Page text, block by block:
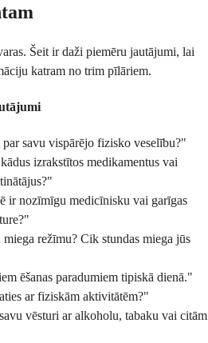
Šeit ir daži piemēru jautājumi, lai
katram no trim pīlāriem.
savu vispārējo fizisko veselību?"
izrakstītos medikamentus vai
ir nozīmīgu medicīnisku vai garīgas
režīmu? Cik stundas miega jūs
ēšanas paradumiem tipiskā dienā."
ar fiziskām aktivitātēm?"
vēsturi ar alkoholu, tabaku vai citām